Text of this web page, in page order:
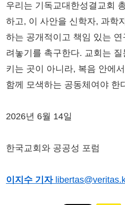
우리는 기독교대한성결교회
하고, 이 사안을 신학자, 과학
하는 공개적이고 책임 있는
려놓기를 촉구한다. 교회는 질
키는 곳이 아니라, 복음 안에
함께 모색하는 공동체여야 한
2026년 6월 14일
한국교회와 공공성 포럼
이지수 기자